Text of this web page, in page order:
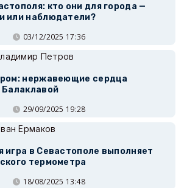
кто они для города —
или наблюдатели?
03/12/2025 17:36
Петров
нержавеющие сердца
Балаклавой
29/09/2025 19:28
Ермаков
игра в Севастополе выполняет
термометра
18/08/2025 13:48